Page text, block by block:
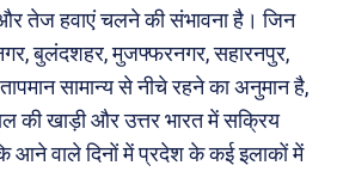
और तेज हवाएं चलने की संभावना है। जिन
नगर, बुलंदशहर, मुजफ्फरनगर, सहारनपुर,
सामान्य से नीचे रहने का अनुमान है,
की खाड़ी और उत्तर भारत में सक्रिय
आने वाले दिनों में प्रदेश के कई इलाकों में